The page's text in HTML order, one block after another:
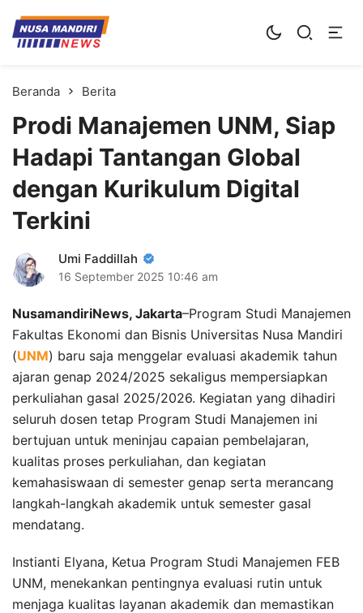
Kampus Digital Bisnis
Universitas Nusa Mandiri
Beranda Berita
Prodi Manajemen UNM, Siap
Hadapi Tantangan Global
dengan Kurikulum Digital
Terkini
Umi Faddillah
16 September 2025 10:46 am
NusamandiriNews, Jakarta–Program Studi Manajemen
Fakultas Ekonomi dan Bisnis Universitas Nusa Mandiri
(UNM) baru saja menggelar evaluasi akademik tahun
ajaran genap 2024/2025 sekaligus mempersiapkan
perkuliahan gasal 2025/2026. Kegiatan yang dihadiri
seluruh dosen tetap Program Studi Manajemen ini
bertujuan untuk meninjau capaian pembelajaran,
kualitas proses perkuliahan, dan kegiatan
kemahasiswaan di semester genap serta merancang
langkah-langkah akademik untuk semester gasal
mendatang.
Instianti Elyana, Ketua Program Studi Manajemen FEB
UNM, menekankan pentingnya evaluasi rutin untuk
menjaga kualitas layanan akademik dan memastikan